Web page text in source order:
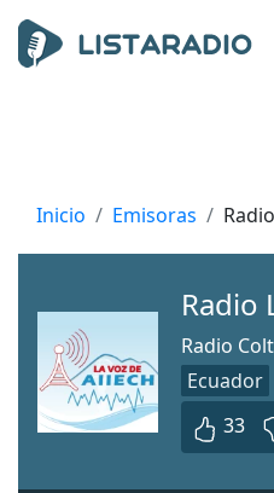
Inicio Emisoras
Radio
Radio
Ecuador
33